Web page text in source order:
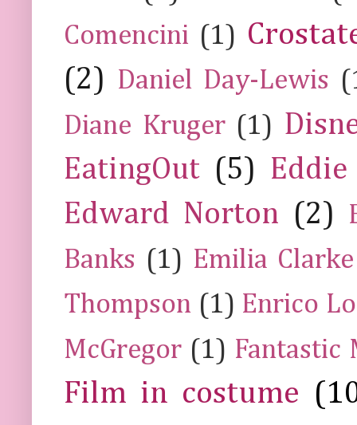
Comencini (1)
(2) Daniel Day-Lewis
Diane Kruger (1)
EatingOut (5) Eddie
Edward Norton (2)
Banks (1) Emilia Clarke
Thompson (1) Enrico
McGregor (1) Fantastic
Film in costume